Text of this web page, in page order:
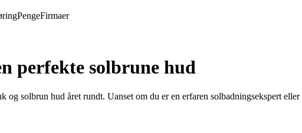
PengeFirmaer
perfekte solbrune hud
solbrun hud året rundt. Uanset om du er en erfaren solbadningsekspert